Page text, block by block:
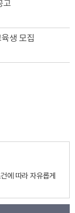
고
생 모집
에 따라 자유롭게